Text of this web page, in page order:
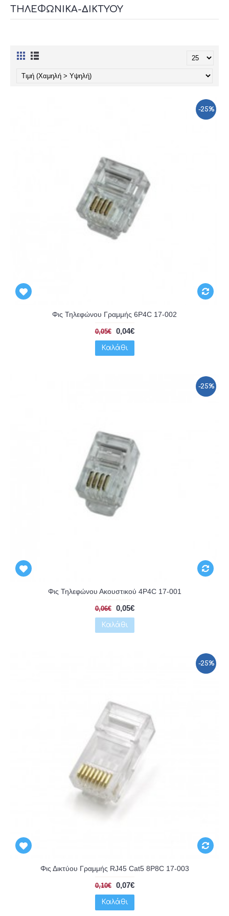
ΤΗΛΕΦΩΝΙΚΆ-ΔΙΚΤΎΟΥ
-25%
Φις Τηλεφώνου Γραμμής 6P4C 17-002
0,05€ 0,04€
Καλάθι
-25%
Φις Τηλεφώνου Ακουστικού 4P4C 17-001
0,06€ 0,05€
Καλάθι
-25%
Φις Δικτύου Γραμμής RJ45 Cat5 8P8C 17-003
0,10€ 0,07€
Καλάθι